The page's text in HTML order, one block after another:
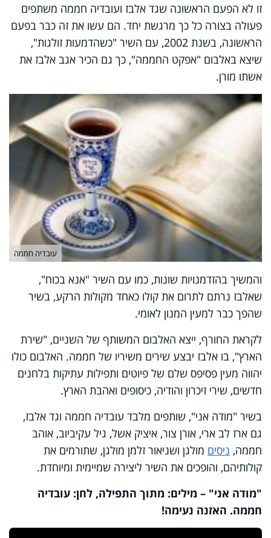
זו לא הפעם הראשונה שגד אלבז ועובדיה חממה משתפים
פעולה בצורה כל כך מרגשת יחד. הם עשו את זה כבר בפעם
הראשונה, בשנת 2002, עם השיר "כשהדמעות זולגות",
שיצא באלבום "אפקט החממה", כך גם הכיר אגב אלבז את
אשתו מורן.
עובדיה חממה
והמשיך בהזדמנויות שונות, כמו עם השיר "אנא בכוח",
שאלבז נרתם לתרום את קולו כאחד מקולות הרקע, בשיר
שהפך כבר למעין המנון לאומי.
לקראת החורף, ייצא האלבום המשותף של השניים, "שירת
הארץ", בו אלבז יבצע שירים משיריו של חממה. האלבום כולו
יהווה מעין פסיפס שלם של פיוטים ותפילות עתיקות בלחנים
חדשים, שירי זיכרון והודיה, כיסופים ואהבת הארץ.
בשיר "מודה אני", שותפים מלבד עובדיה חממה וגד אלבז,
גם ארז לב ארי, אורן צור, איציק אשל, גיל עקיביוב, אוהב
חממה, ניסים מולגן ושניאור זלמן מולגן, שתורמים את
קולותיהם, והופכים את השיר ליצירה שמיימית ומיוחדת.
"מודה אני" – מילים: מתוך התפילה, לחן: עובדיה
חממה. האזנה נעימה!